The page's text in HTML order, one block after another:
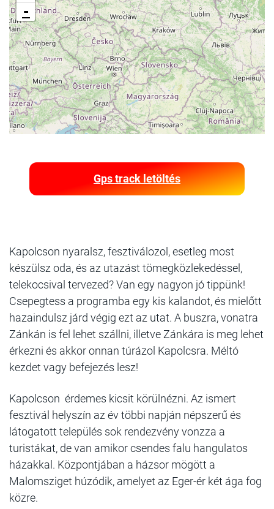
-
Gps track letöltés
Kapolcson nyaralsz, fesztiválozol, esetleg most
készülsz oda, és az utazást tömegközlekedéssel,
telekocsival tervezed? Van egy nagyon jó tippünk!
Csepegtess a programba egy kis kalandot, és mielőtt
hazaindulsz járd végig ezt az utat. A buszra, vonatra
Zánkán is fel lehet szállni, illetve Zánkára is meg lehet
érkezni és akkor onnan túrázol Kapolcsra. Méltó
kezdet vagy befejezés lesz!
Kapolcson érdemes kicsit körülnézni. Az ismert
fesztivál helyszín az év többi napján népszerű és
látogatott település sok rendezvény vonzza a
turistákat, de van amikor csendes falu hangulatos
házakkal. Központjában a házsor mögött a
Malomsziget húzódik, amelyet az Eger-ér két ága fog
közre.